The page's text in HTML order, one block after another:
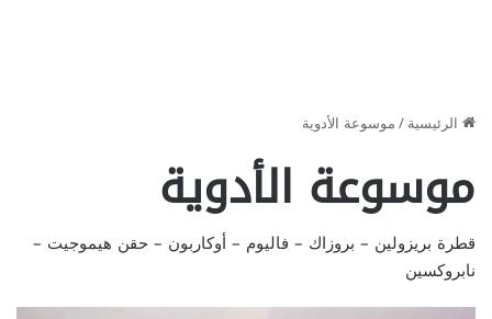
الرئيسية/موسوعة الأدوية
موسوعة الأدوية
قطرة بريزولين – بروزاك – فاليوم –أوكاربون – حقن هيموجيت –
نابروكسين